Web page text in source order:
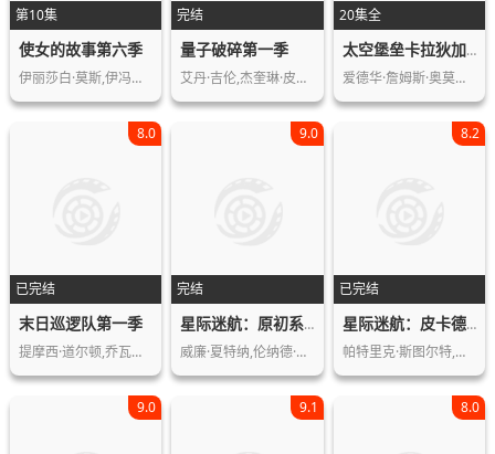
第10集
使女的故事第六季
伊丽莎白·莫斯,伊冯娜·斯特拉霍夫斯…
完结
量子破碎第一季
艾丹·吉伦,杰奎琳·皮诺尔,肖恩·阿什…
20集全
太空堡垒卡拉狄加第四季
爱德华·詹姆斯·奥莫斯,吉米·巴姆博
已完结
8.0
末日巡逻队第一季
提摩西·道尔顿,乔瓦恩·韦德,黛安·格…
完结
9.0
星际迷航：原初系列第三季
威廉·夏特纳,伦纳德·尼莫伊,德福雷斯…
已完结
8.2
星际迷航：皮卡德第一季
帕特里克·斯图尔特,桑地亚哥·卡布瑞…
9.0 9.1 8.0